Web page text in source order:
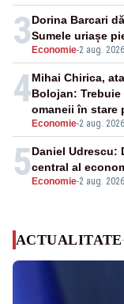
3 Economie-2 aug.
Dorina Barcari
Sumele uriașe
4
Economie-2 aug.
Mihai Chirica,
Bolojan:
omaneii în stare
5 Economie-2 aug.
Daniel Udrescu:
central al
ACTUALITATE